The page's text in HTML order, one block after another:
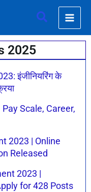
Search
2025
इंजीनियरिंग के
Scale, Career,
2023 | Online
Released
2023 |
for 428 Posts